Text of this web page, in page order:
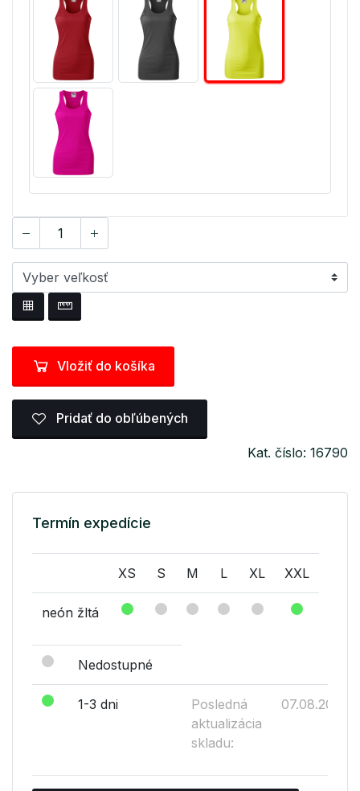
Vložiť do košíka
Pridať do obľúbených
Kat. číslo: 16790
Termín expedície
XS S M L XL XXL
neón žltá
Nedostupné
1-3 dni
Posledná
aktualizácia
skladu:
07.08.2026